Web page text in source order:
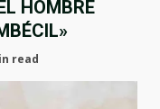
HOMBRE
read